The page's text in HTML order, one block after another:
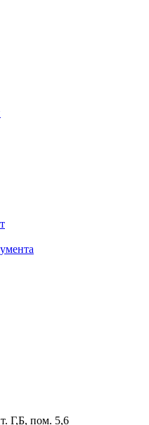
Г,Б, пом. 5,6